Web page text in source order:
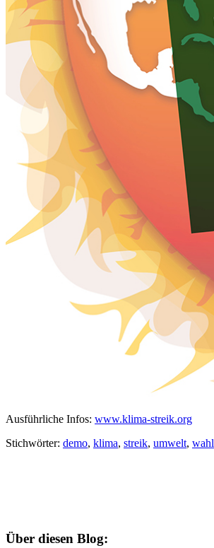
Ausführliche Infos: www.klima-streik.org
Stichwörter: demo, klima, streik, umwelt, wahl
Über diesen Blog: